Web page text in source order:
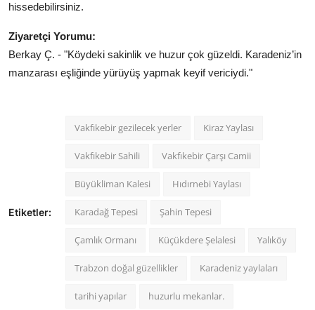
hissedebilirsiniz.
Ziyaretçi Yorumu:
Berkay Ç. - "Köydeki sakinlik ve huzur çok güzeldi. Karadeniz’in
manzarası eşliğinde yürüyüş yapmak keyif vericiydi."
Etiketler:
Vakfıkebir gezilecek yerler Kiraz Yaylası
Vakfıkebir Sahili Vakfıkebir Çarşı Camii
Büyükliman Kalesi Hıdırnebi Yaylası
Karadağ Tepesi Şahin Tepesi
Çamlık Ormanı Küçükdere Şelalesi Yalıköy
Trabzon doğal güzellikler Karadeniz yaylaları
tarihi yapılar huzurlu mekanlar.